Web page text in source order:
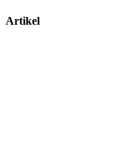
Artikel